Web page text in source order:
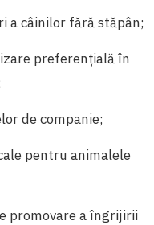
a câinilor fără stăpân;
preferențială în
de companie;
pentru animalele
promovare a îngrijirii